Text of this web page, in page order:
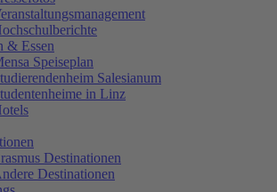
& Essen
Speiseplan
Salesianum
in Linz
Destinationen
Destinationen